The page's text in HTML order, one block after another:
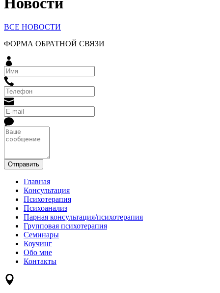
ВСЕ НОВОСТИ
ФОРМА ОБРАТНОЙ СВЯЗИ
Главная
Консультация
Психотерапия
Психоанализ
Парная консультация/психотерапия
Групповая психотерапия
Семинары
Коучинг
Обо мне
Контакты